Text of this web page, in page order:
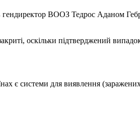
гендиректор ВООЗ Тедрос Аданом
оскільки підтверджений
є системи для виявлення